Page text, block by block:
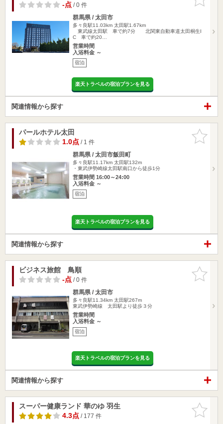
りに追加
-点/ 0 件
群馬県 / 太田市
多々良駅11.03km 太田駅1.67km
東武線太田駅 車で約7分 北関東自動車道太田桐生I
C 車で約20…
営業時間
入浴料金 ～
宿泊
楽天トラベルの宿泊プランを見る
関連情報から探す
お気に入
りに追加
パールホテル太田
1.0点/ 1 件
群馬県 / 太田市飯田町
多々良駅11.17km 太田駅132m
・東武伊勢崎線太田駅南口から徒歩1分
営業時間 16:00～24:00
入浴料金 ～
宿泊
楽天トラベルの宿泊プランを見る
関連情報から探す
お気に入
りに追加
ビジネス旅館 鳥順
-点/ 0 件
群馬県 / 太田市
多々良駅11.34km 太田駅267m
東武伊勢崎線 太田駅より徒歩３分
営業時間
入浴料金 ～
宿泊
楽天トラベルの宿泊プランを見る
関連情報から探す
お気に入
りに追加
スーパー健康ランド 華のゆ 羽生
4.3点/ 177 件